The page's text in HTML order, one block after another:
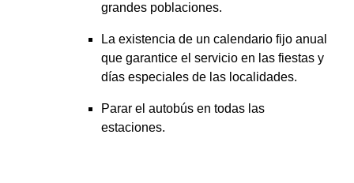
grandes poblaciones.
La existencia de un calendario fijo anual
que garantice el servicio en las fiestas y
días especiales de las localidades.
Parar el autobús en todas las
estaciones.